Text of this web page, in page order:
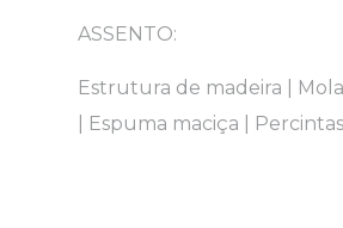
ASSENTO:
Estrutura de madeira |
| Espuma maciça |